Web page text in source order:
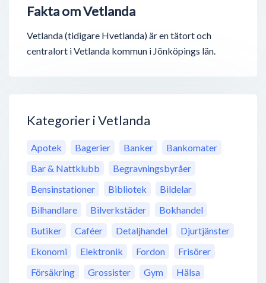
Fakta om Vetlanda
Vetlanda (tidigare Hvetlanda) är en tätort och
centralort i Vetlanda kommun i Jönköpings län.
Kategorier i Vetlanda
Apotek Bagerier Banker
Bankomater
Bar & Nattklubb
Begravningsbyråer
Bensinstationer
Bibliotek
Bildelar
Bilhandlare
Bilverkstäder
Bokhandel
Butiker
Caféer Detaljhandel
Djurtjänster
Ekonomi
Elektronik Fordon
Frisörer
Försäkring
Grossister Gym
Hälsa